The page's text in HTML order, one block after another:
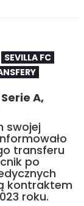
SEVILLA FC
A,
swojej
transferu
po
kontraktem
roku.